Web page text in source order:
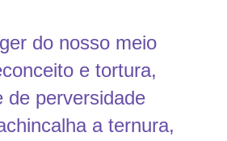
do nosso meio
e tortura,
de perversidade
a ternura,